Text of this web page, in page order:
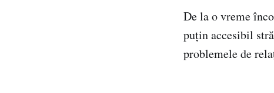
De la o vreme
puțin accesibil
problemele de